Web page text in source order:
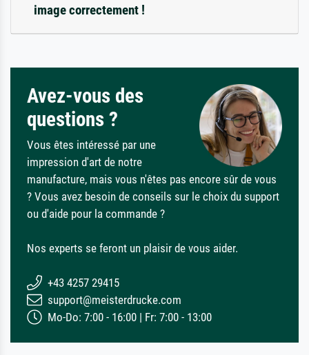
image correctement !
Avez-vous des
questions ?
Vous êtes intéressé par une
impression d'art de notre
manufacture, mais vous n'êtes pas encore sûr de vous
? Vous avez besoin de conseils sur le choix du support
ou d'aide pour la commande ?
Nos experts se feront un plaisir de vous aider.
+43 4257 29415
support@meisterdrucke.com
Mo-Do: 7:00 - 16:00 | Fr: 7:00 - 13:00